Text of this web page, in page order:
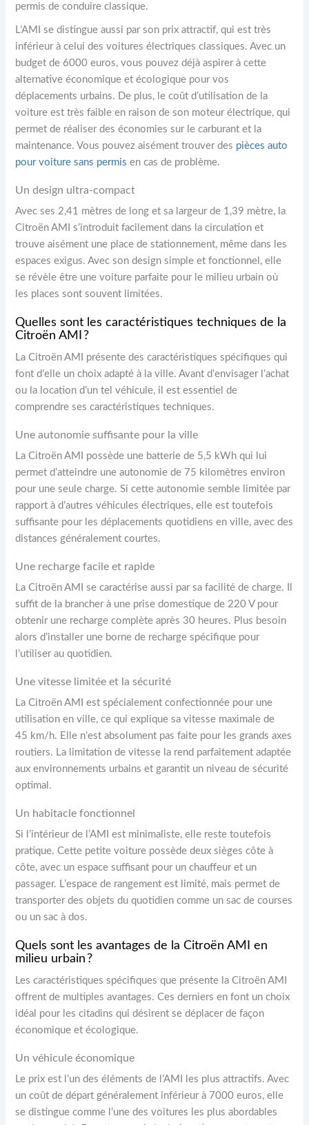
permis de conduire classique.
L’AMI se distingue aussi par son prix attractif, qui est très
inférieur à celui des voitures électriques classiques. Avec un
budget de 6000 euros, vous pouvez déjà aspirer à cette
alternative économique et écologique pour vos
déplacements urbains. De plus, le coût d’utilisation de la
voiture est très faible en raison de son moteur électrique, qui
permet de réaliser des économies sur le carburant et la
maintenance. Vous pouvez aisément trouver des pièces auto
pour voiture sans permis en cas de problème.
Un design ultra-compact
Avec ses 2,41 mètres de long et sa largeur de 1,39 mètre, la
Citroën AMI s’introduit facilement dans la circulation et
trouve aisément une place de stationnement, même dans les
espaces exigus. Avec son design simple et fonctionnel, elle
se révèle être une voiture parfaite pour le milieu urbain où
les places sont souvent limitées.
Quelles sont les caractéristiques techniques de la
Citroën AMI ?
La Citroën AMI présente des caractéristiques spécifiques qui
font d’elle un choix adapté à la ville. Avant d’envisager l’achat
ou la location d’un tel véhicule, il est essentiel de
comprendre ses caractéristiques techniques.
Une autonomie suffisante pour la ville
La Citroën AMI possède une batterie de 5,5 kWh qui lui
permet d’atteindre une autonomie de 75 kilomètres environ
pour une seule charge. Si cette autonomie semble limitée par
rapport à d’autres véhicules électriques, elle est toutefois
suffisante pour les déplacements quotidiens en ville, avec des
distances généralement courtes.
Une recharge facile et rapide
La Citroën AMI se caractérise aussi par sa facilité de charge. Il
suffit de la brancher à une prise domestique de 220 V pour
obtenir une recharge complète après 30 heures. Plus besoin
alors d’installer une borne de recharge spécifique pour
l’utiliser au quotidien.
Une vitesse limitée et la sécurité
La Citroën AMI est spécialement confectionnée pour une
utilisation en ville, ce qui explique sa vitesse maximale de
45 km/h. Elle n’est absolument pas faite pour les grands axes
routiers. La limitation de vitesse la rend parfaitement adaptée
aux environnements urbains et garantit un niveau de sécurité
optimal.
Un habitacle fonctionnel
Si l’intérieur de l’AMI est minimaliste, elle reste toutefois
pratique. Cette petite voiture possède deux sièges côte à
côte, avec un espace suffisant pour un chauffeur et un
passager. L’espace de rangement est limité, mais permet de
transporter des objets du quotidien comme un sac de courses
ou un sac à dos.
Quels sont les avantages de la Citroën AMI en
milieu urbain ?
Les caractéristiques spécifiques que présente la Citroën AMI
offrent de multiples avantages. Ces derniers en font un choix
idéal pour les citadins qui désirent se déplacer de façon
économique et écologique.
Un véhicule économique
Le prix est l’un des éléments de l’AMI les plus attractifs. Avec
un coût de départ généralement inférieur à 7000 euros, elle
se distingue comme l’une des voitures les plus abordables